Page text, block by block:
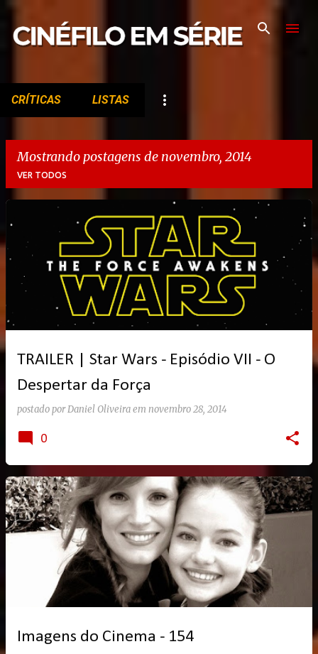
CRÍTICAS LISTAS
Mostrando postagens de novembro, 2014
VER TODOS
P
o
a
g
e
TRAILER | Star Wars - Episódio VII - O
Despertar da Força
postado porDaniel Oliveiraem novembro 28, 2014
0
Imagens do Cinema - 154